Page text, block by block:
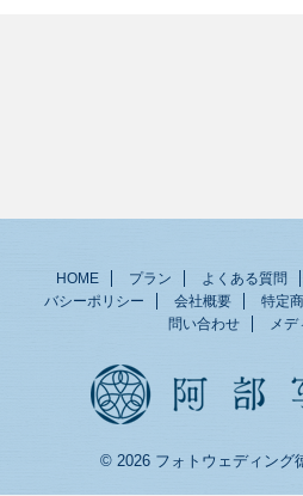
HOME プラン よくある質問
バシーポリシー
会社概要 特定
問い合わせ
メデ
© 2026 フォトウェディング